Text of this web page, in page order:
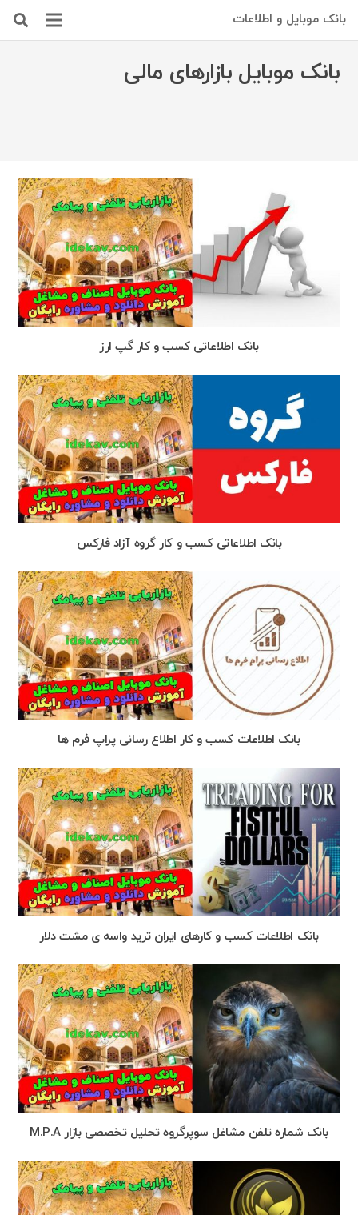
بانک موبایل و اطلاعات
بانک موبایل بازارهای مالی
بانک اطلاعاتی کسب و کار گپ ارز
بانک اطلاعاتی کسب و کار گروه آزاد فارکس
بانک اطلاعات کسب و کار اطلاع رسانی پراپ فرم ها
بانک اطلاعات کسب و کارهای ایران ترید واسه ی مشت دلار
بانک شماره تلفن مشاغل سوپرگروه تحلیل تخصصی بازار M.P.A